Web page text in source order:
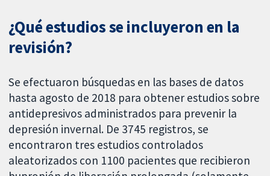
¿Qué estudios se incluyeron en la
revisión?
Se efectuaron búsquedas en las bases de datos
hasta agosto de 2018 para obtener estudios sobre
antidepresivos administrados para prevenir la
depresión invernal. De 3745 registros, se
encontraron tres estudios controlados
aleatorizados con 1100 pacientes que recibieron